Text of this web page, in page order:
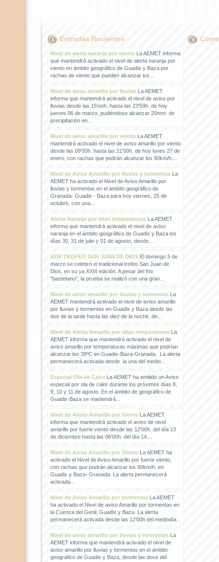
Entradas Recientes
Nivel de alerta naranja por vientoLa AEMET informa
que mantendrá activado el nivel de alerta naranja por
viento en ámbito geográfico de Guadix y Baza por
rachas de viento que pueden alcanzar los...
Nivel de aviso amarillo por lluviasLa AEMET
informa que mantendrá activado el nivel de aviso por
lluvias desde las 15'ooh. hasta las 23'59h. de hoy
jueves 06 de marzo, pudiéndose alcanzar 20mm. de
precipitación en...
Nivel de aviso amarillo por vientoLa AEMET
mantendrá activado el nivel de aviso amarillo por viento
desde las 09'00h. hasta las 21'00h. de hoy lunes 27 de
enero, con rachas que podrán alcanzar los 90km/h....
Nivel de Aviso Amarillo por lluvias y tormentasLa
AEMET ha activado el Nivel de Aviso Amarillo por
lluvias y tormentas en el ámbito geográfico de
Granada- Guadix - Baza para hoy viernes, 25 de
octubre, con una...
Alerta Naranja por altas temperaturasLa AEMET
informa que mantendrá activado el nivel de aviso
naranja en el ámbito geográfico de Guadix y Baza los
días 30, 31 de julio y 01 de agosto, desde...
XXIII TROFEO SAN JUAN DE DIOSEl domingo 3 de
marzo se celebró el tradicional trofeo San Juan de
Dios, en su ya XXIII edición. A pesar del frio
"bastetano", la prueba se realizó con una gran...
Nivel de aviso amarillo por lluvias y tormentasLa
AEMET mantendrá activado el nivel de aviso amarillo
por lluvias y tormentas en Guadix y Baza desde las
dos de la tarde hasta las diez de la noche de...
Nivel de Alerta Amarilla por altas temperaturasLa
AEMET informa que mantendrá activado el nivel de
aviso amarillo por temperaturas máximas que podrían
alcanzar los 39ºC en Guadix-Baza-Granada. La alerta
permanecerá activada desde la una del medio...
Especial Ola de CalorLa AEMET ha emitido un Aviso
especial por ola de calor durante los próximos días 8,
9, 10 y 11 de agosto. En el ámbito de geográfico de
Guadix-Baza se mantendrá...
Nivel de Alerta Amarilla por VientoLa AEMET
informa que mantendrá activado el aviso de nivel
amarillo por fuerte viento desde las 12'00h. del día 13
de diciembre hasta las 06'00h. del día 14....
Nivel de Aviso Amarillo por VientoLa AEMET ha
activado el Nivel de Aviso Amarillo por fuerte viento,
con rachas que podrán alcanzar los 80km/h. en
Guadix y Baza- Granada. La alerta permanecerá
activada...
Nivel de Aviso Amarillo por tormentasLa AEMET
ha activado el Nivel de aviso Amarillo por tormentas en
la Cuenca del Genil, Guadix y Baza. La alerta
permanecerá activada desde las 12'00h del mediodía...
Nivel de aviso amarillo por lluvias y tormentasLa
AEMET informa que mantendrá activado el nivel de
aviso amarillo por lluvias y tormentas en el ámbito
geográfico de Guadix y Baza, desde las doce del